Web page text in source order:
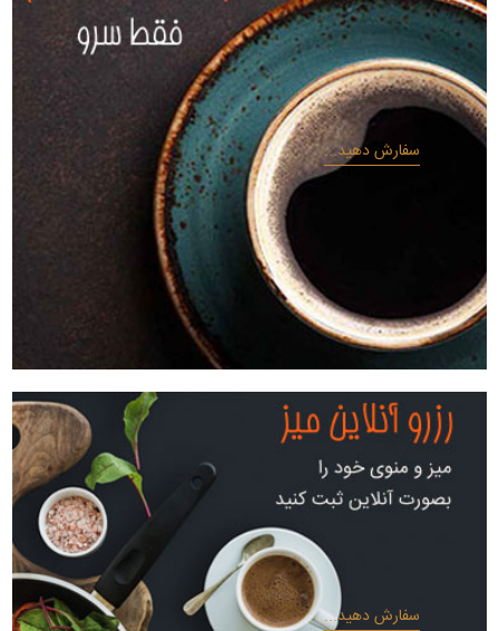
سفارش دهید...
سفارش دهید...